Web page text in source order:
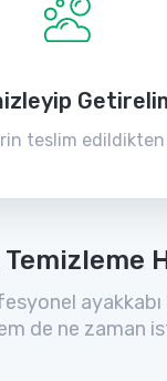
teslim edildikten
Temizleme
de ne zaman